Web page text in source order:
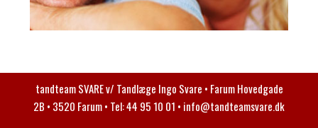
tandteam SVARE v/ Tandlæge Ingo Svare • Farum Hovedgade
2B • 3520 Farum • Tel: 44 95 10 01 • info@tandteamsvare.dk